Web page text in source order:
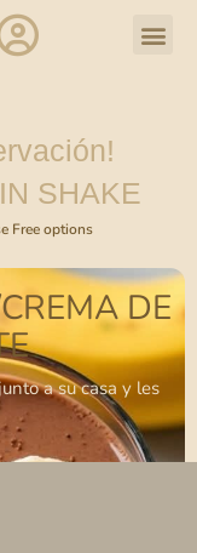
SHAKE
Free options
DE
a su casa y les